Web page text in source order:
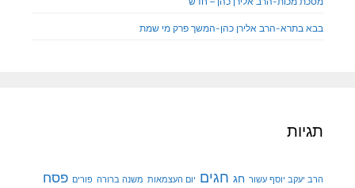
בבא בתרא-הרב אלירן כהן-המשך פרק מי שמת
תגיות
הרב יעקב יוסף עשור חג חגים יום העצמאות משנה ברורה פורים פסח